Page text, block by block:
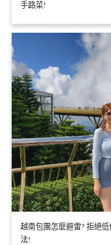
手路菜!
越南包團怎麼避雷? 拒絕
法!